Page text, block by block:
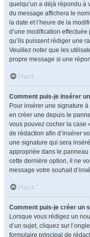
quelqu’un a déjà répondu à
du message affichera le
la date et l’heure de la
d’une modification
qu’ils puissent rédiger une
Veuillez noter que les
propre message si une
Haut
Comment puis-je insérer
Pour insérer une signature
en créer une depuis le
vous pouvez cocher la case
de rédaction afin d’insérer
une signature qui sera
appropriée dans le panneau
cette dernière option, il ne
message votre souhait
Haut
Comment puis-je créer un
Lorsque vous rédigez un
d’un sujet, cliquez sur
formulaire principal de